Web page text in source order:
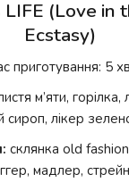
(Love in
Ecstasy)
приготування: 5
м’яти, горілка,
сироп, лікер
склянка old
мадлер,